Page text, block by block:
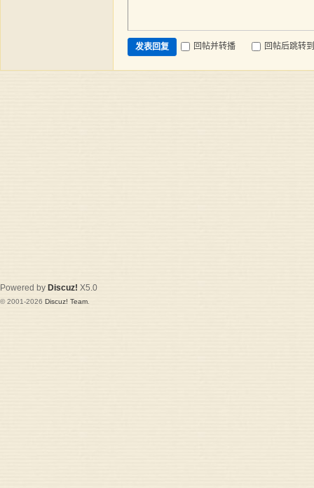
发表回复 回帖并转播 回帖后跳转
Powered by Discuz! X5.0
© 2001-2026 Discuz! Team